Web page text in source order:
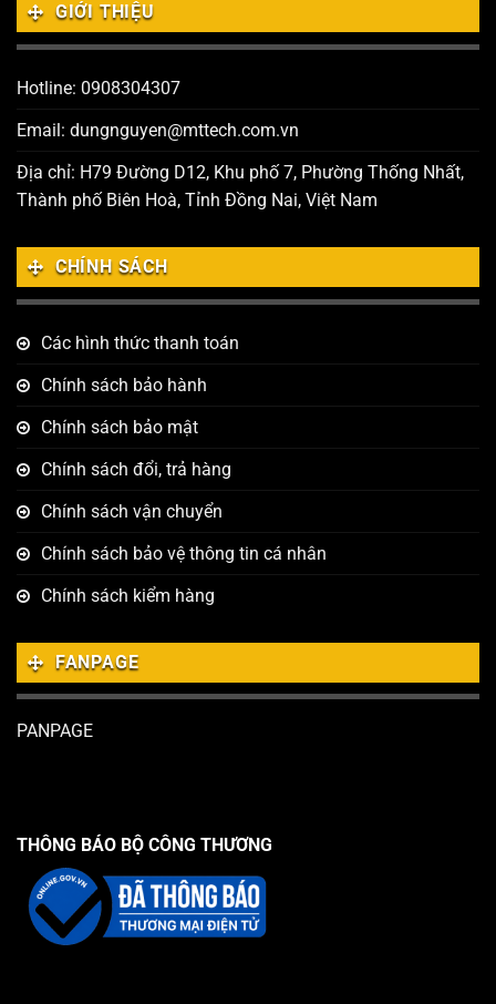
GIỚI THIỆU
Hotline: 0908304307
Email: dungnguyen@mttech.com.vn
Địa chỉ: H79 Đường D12, Khu phố 7, Phường Thống Nhất,
Thành phố Biên Hoà, Tỉnh Đồng Nai, Việt Nam
CHÍNH SÁCH
Các hình thức thanh toán
Chính sách bảo hành
Chính sách bảo mật
Chính sách đổi, trả hàng
Chính sách vận chuyển
Chính sách bảo vệ thông tin cá nhân
Chính sách kiểm hàng
FANPAGE
PANPAGE
THÔNG BÁO BỘ CÔNG THƯƠNG